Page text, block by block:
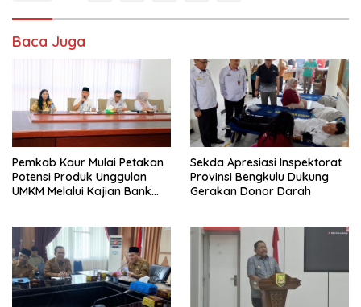
Baca Juga
Pemkab Kaur Mulai Petakan
Potensi Produk Unggulan
UMKM Melalui Kajian Bank
Sekda Apresiasi Inspektorat
Provinsi Bengkulu Dukung
Gerakan Donor Darah